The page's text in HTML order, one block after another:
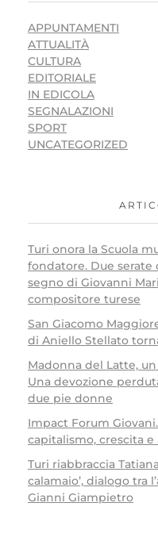
APPUNTAMENTI
ATTUALITÀ
CULTURA
EDITORIALE
IN EDICOLA
SEGNALAZIONI
SPORT
UNCATEGORIZED
Turi onora la Scuola
fondatore. Due serate
segno di Giovanni
compositore turese
San Giacomo
di Aniello Stellato
Madonna del Latte,
Una devozione
due pie donne
Impact Forum
capitalismo, crescita
Turi riabbraccia
calamaio’, dialogo tra
Gianni Giampietro